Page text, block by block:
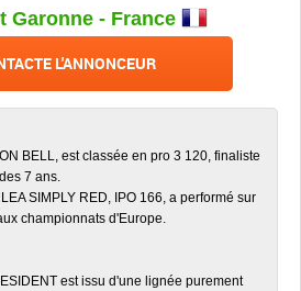
Garonne - France
L'ANNONCEUR
BELL, est classée en pro 3 120, finaliste
7 ans.
SIMPLY RED, IPO 166, a performé sur
championnats d'Europe.
est issu d'une lignée purement